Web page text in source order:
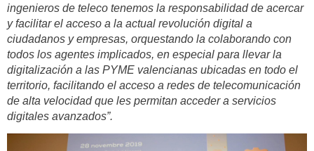
ingenieros de teleco tenemos la responsabilidad de acercar
y facilitar el acceso a la actual revolución digital a
ciudadanos y empresas, orquestando la colaborando con
todos los agentes implicados, en especial para llevar la
digitalización a las PYME valencianas ubicadas en todo el
territorio, facilitando el acceso a redes de telecomunicación
de alta velocidad que les permitan acceder a servicios
digitales avanzados”.